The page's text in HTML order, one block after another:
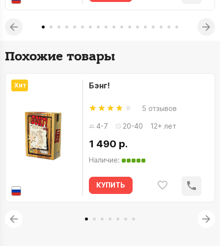
Похожие товары
Хит Бэнг!
5 отзывов
4-7 20-40 12+ лет
1 490 р.
Наличие:
КУПИТЬ